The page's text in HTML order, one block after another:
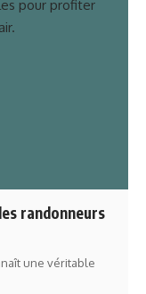
randonneurs
une véritable